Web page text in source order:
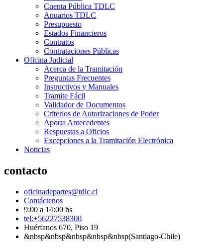
Cuenta Pública TDLC
Anuarios TDLC
Presupuesto
Estados Financieros
Contratos
Contrataciones Públicas
Oficina Judicial
Acerca de la Tramitación
Preguntas Frecuentes
Instructivos y Manuales
Tramite Fácil
Validador de Documentos
Criterios de Autorizaciones de Poder
Aporta Antecedentes
Respuestas a Oficios
Excepciones a la Tramitación Electrónica
Noticias
contacto
oficinadepartes@tdlc.cl
Contáctenos
9:00 a 14:00 hs
tel:+56227538300
Huérfanos 670, Piso 19
&nbsp&nbsp&nbsp&nbsp&nbsp(Santiago-Chile)